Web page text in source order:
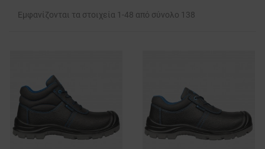
Εμφανίζονται τα στοιχεία 1-48 από σύνολο 138